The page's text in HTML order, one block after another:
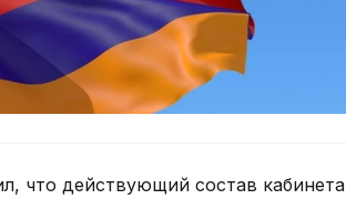
что действующий состав кабинета